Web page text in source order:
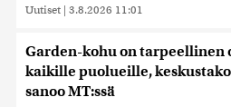
Uutiset | 3.8.2026 11:01
Garden-kohu on tarpeellinen
kaikille puolueille,
sanoo MT:ssä